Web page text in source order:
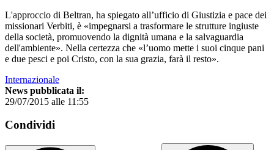
L'approccio di Beltran, ha spiegato all’ufficio di Giustizia e pace dei
missionari Verbiti, è «impegnarsi a trasformare le strutture ingiuste
della società, promuovendo la dignità umana e la salvaguardia
dell'ambiente». Nella certezza che «l’uomo mette i suoi cinque pani
e due pesci e poi Cristo, con la sua grazia, farà il resto».
Internazionale
News pubblicata il:
29/07/2015 alle 11:55
Condividi